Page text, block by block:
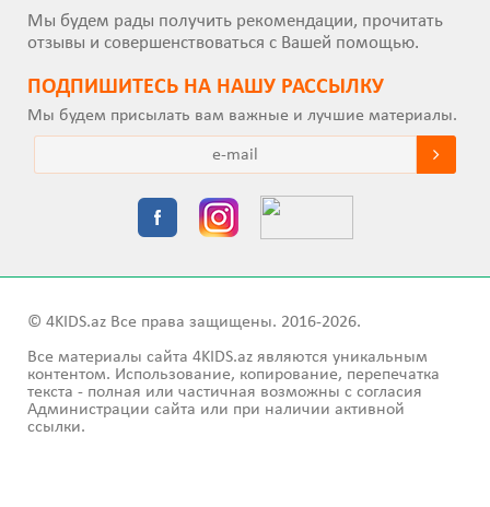
Мы будем рады получить рекомендации, прочитать
отзывы и совершенствоваться с Вашей помощью.
ПОДПИШИТEСЬ НА НАШУ РАССЫЛКУ
Мы будем присылать вам важные и лучшие материалы.
© 4KIDS.az Все права защищены. 2016-2026.
Все материалы сайта 4KIDS.az являются уникальным
контентом. Использование, копирование, перепечатка
текста - полная или частичная возможны с согласия
Администрации сайта или при наличии активной
ссылки.